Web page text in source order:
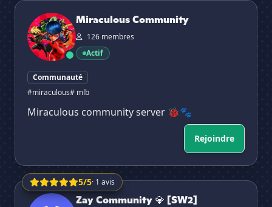
Miraculous Community
Miraculous Community
126 membres
Actif
Communauté
#miraculous# mlb
Miraculous community server 🐞🐾
Rejoindre
5/5· 1 avis
Zay Community 💎 [SW2]
Zay Community 💎 [SW2]